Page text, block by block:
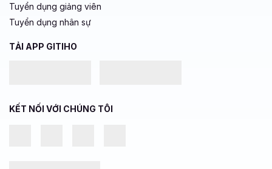
Tuyển dụng giảng viên
Tuyển dụng nhân sự
TẢI APP GITIHO
KẾT NỐI VỚI CHÚNG TÔI